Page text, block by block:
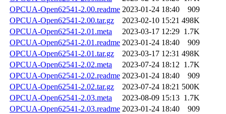
OPCUA-Open62541-2.00.readme 2023-01-24 18:40
909
OPCUA-Open62541-2.00.tar.gz
2023-02-10 15:21 498K
OPCUA-Open62541-2.01.meta
2023-03-17 12:29 1.7K
OPCUA-Open62541-2.01.readme 2023-01-24 18:40
909
OPCUA-Open62541-2.01.tar.gz
2023-03-17 12:31 498K
OPCUA-Open62541-2.02.meta
2023-07-24 18:12 1.7K
OPCUA-Open62541-2.02.readme 2023-01-24 18:40
909
OPCUA-Open62541-2.02.tar.gz
2023-07-24 18:21 500K
OPCUA-Open62541-2.03.meta
2023-08-09 15:13 1.7K
OPCUA-Open62541-2.03.readme 2023-01-24 18:40
909